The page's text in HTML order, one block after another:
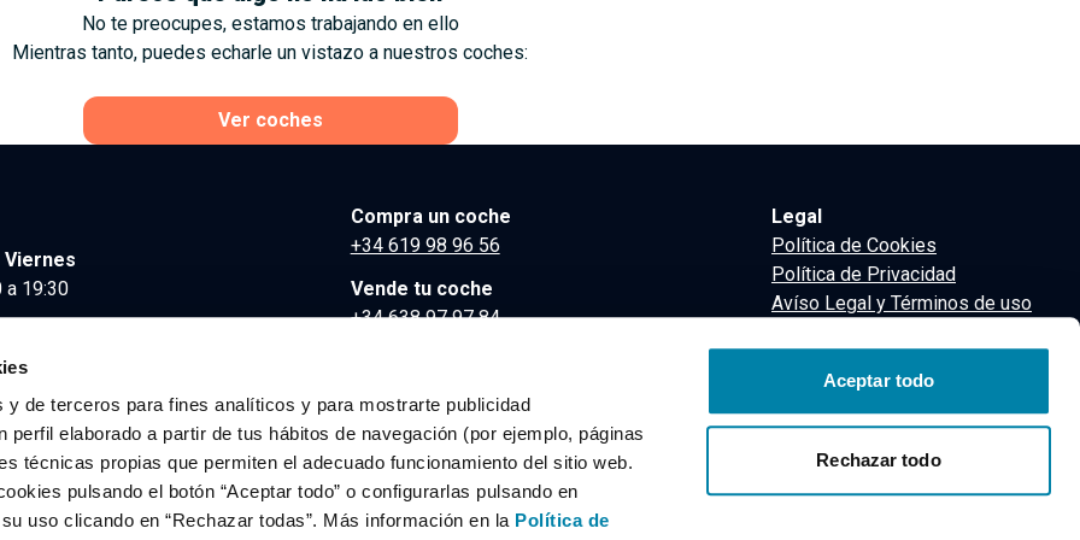
de terceros para fines analíticos y para mostrarte publicidad
perfil elaborado a partir de tus hábitos de navegación (por ejemplo, páginas
técnicas propias que permiten el adecuado funcionamiento del sitio web.
pulsando el botón “Aceptar todo” o configurarlas pulsando en
uso clicando en “Rechazar todas”. Más información en la Política de
Aceptar todo
Rechazar todo
No te preocupes, estamos trabajando en ello
Mientras tanto, puedes echarle un vistazo a nuestros coches:
Ver coches
Viernes
a 19:30
Compra un coche
+34 619 98 96 56
Vende tu coche
+34 638 97 97 84
Legal
Política de Cookies
Política de Privacidad
Avíso Legal y Términos de uso
derechos reservados.